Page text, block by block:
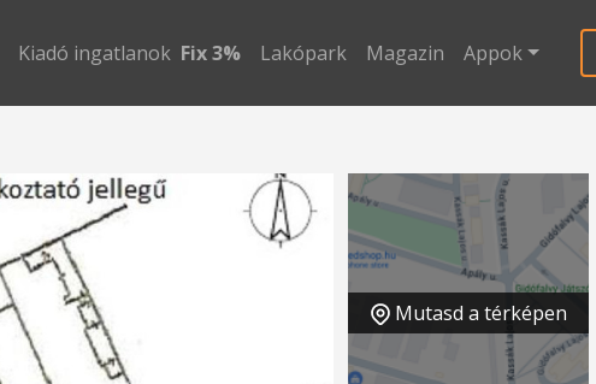
Kiadó ingatlanok Fix 3% Lakópark Magazin Appok
Mutasd a térképen